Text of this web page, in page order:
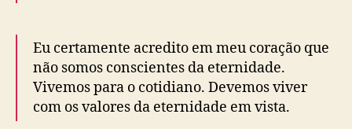
Eu certamente acredito em meu coração que
não somos conscientes da eternidade.
Vivemos para o cotidiano. Devemos viver
com os valores da eternidade em vista.